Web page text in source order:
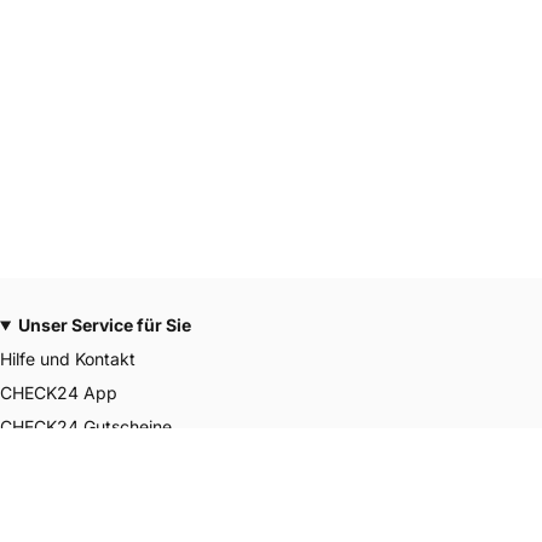
Unser Service für Sie
Hilfe und Kontakt
CHECK24 App
CHECK24 Gutscheine